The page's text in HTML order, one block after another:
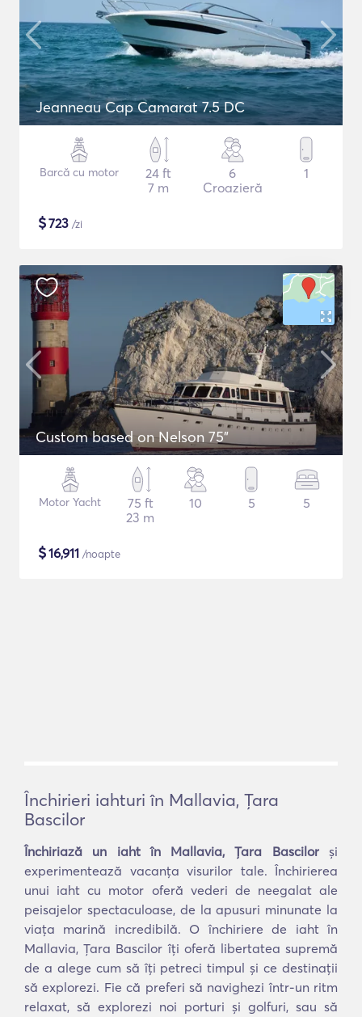
Jeanneau Cap Camarat 7.5 DC
Barcă cu motor
24 ft
7 m
6
Croazieră
1
$723 /zi
Custom based on Nelson 75"
Motor Yacht
75 ft
23 m
10 5 5
$16,911 /noapte
Închirieri iahturi în Mallavia, Ţara
Bascilor
Închiriază un iaht în Mallavia, Ţara Bascilorși
experimentează vacanța visurilor tale. Închirierea
unui iaht cu motor oferă vederi de neegalat ale
peisajelor spectaculoase, de la apusuri minunate la
viața marină incredibilă. O închiriere de iaht în
Mallavia, Ţara Bascilor îți oferă libertatea supremă
de a alege cum să îți petreci timpul și ce destinații
să explorezi. Fie că preferi să navighezi într-un ritm
relaxat, să explorezi noi porturi și golfuri, sau să